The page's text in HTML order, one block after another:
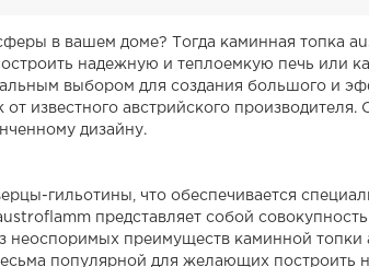
в вашем доме? Тогда каминная топка
надежную и теплоемкую печь или
выбором для создания большого и
известного австрийского производителя.
дизайну.
гильотины, что обеспечивается
представляет собой
неоспоримых преимуществ каминной топки
популярной для желающих построить